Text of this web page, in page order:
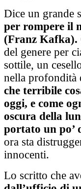
Dice un grande
per rompere il
(Franz Kafka).
del genere per
sottile, un
nella profondità
che terribile
oggi, e come
oscura della
portato un po’
ora sta
innocenti.
Lo scritto che